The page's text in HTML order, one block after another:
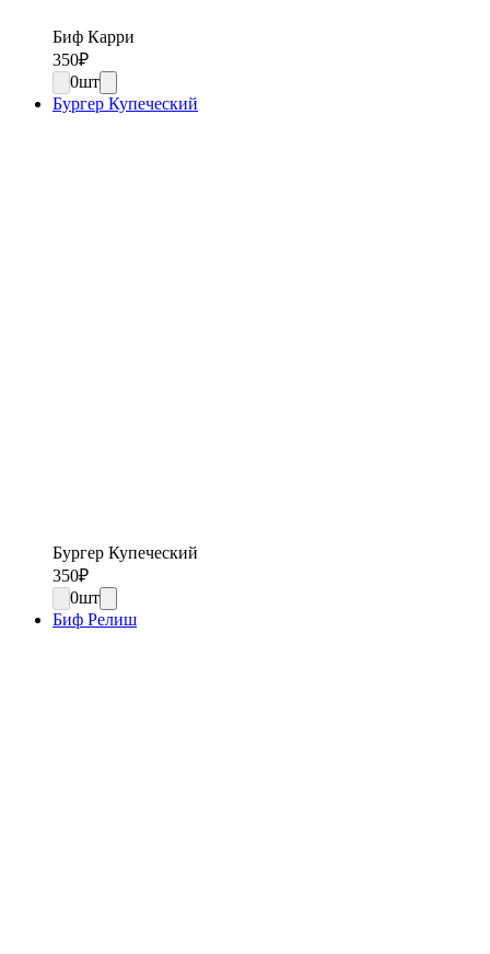
Биф Карри
350₽
0шт
Бургер Купеческий
Бургер Купеческий
350₽
0шт
Биф Релиш